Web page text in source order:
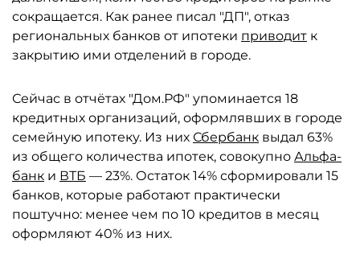
сокращается. Как ранее писал "ДП", отказ
региональных банков от ипотеки приводит к
закрытию ими отделений в городе.
Сейчас в отчётах "Дом.РФ" упоминается 18
кредитных организаций, оформлявших в городе
семейную ипотеку. Из них Сбербанк выдал 63%
из общего количества ипотек, совокупно Альфа-
банк и ВТБ — 23%. Остаток 14% сформировали 15
банков, которые работают практически
поштучно: менее чем по 10 кредитов в месяц
оформляют 40% из них.